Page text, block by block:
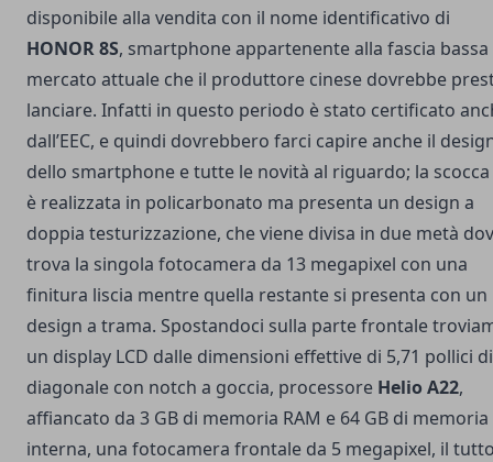
disponibile alla vendita con il nome identificativo di
HONOR 8S, smartphone appartenente alla fascia bassa
mercato attuale che il produttore cinese dovrebbe
lanciare. Infatti in questo periodo è stato certificato
dall’EEC, e quindi dovrebbero farci capire anche il
dello smartphone e tutte le novità al riguardo; la scocca
è realizzata in policarbonato ma presenta un design a
doppia testurizzazione, che viene divisa in due metà
trova la singola fotocamera da 13 megapixel con una
finitura liscia mentre quella restante si presenta con un
design a trama. Spostandoci sulla parte frontale
un display LCD dalle dimensioni effettive di 5,71 pollici di
diagonale con notch a goccia, processore Helio A22,
affiancato da 3 GB di memoria RAM e 64 GB di memoria
interna, una fotocamera frontale da 5 megapixel, il